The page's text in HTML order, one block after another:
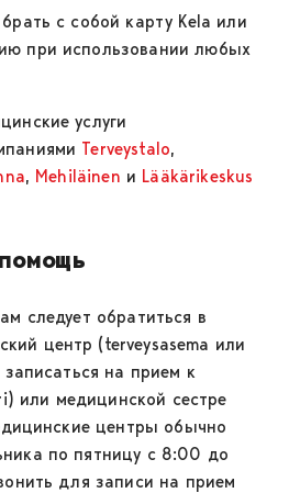
с собой карту Kela или
при использовании любых
услуги
Terveystalo,
, Mehiläinen и Lääkärikeskus
следует обратиться в
центр (terveysasema или
на прием к
или медицинской сестре
центры обычно
по пятницу с 8:00 до
для записи на прием